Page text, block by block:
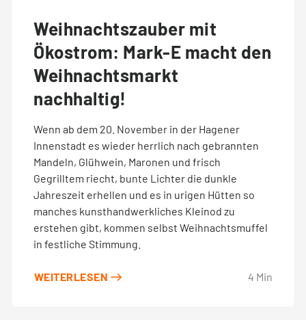
Weihnachtszauber mit
Ökostrom: Mark-E macht den
Weihnachtsmarkt
nachhaltig!
Wenn ab dem 20. November in der Hagener
Innenstadt es wieder herrlich nach gebrannten
Mandeln, Glühwein, Maronen und frisch
Gegrilltem riecht, bunte Lichter die dunkle
Jahreszeit erhellen und es in urigen Hütten so
manches kunsthandwerkliches Kleinod zu
erstehen gibt, kommen selbst Weihnachtsmuffel
in festliche Stimmung.
WEITERLESEN 4 Min